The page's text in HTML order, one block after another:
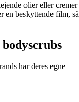
olier eller cremer
en beskyttende film, så
har deres egne